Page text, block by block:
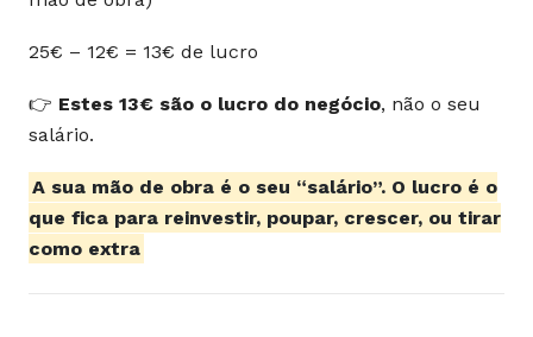
25€ – 12€ = 13€ de lucro
👉 Estes 13€ são o lucro do negócio, não o seu
salário.
A sua mão de obra é o seu “salário”. O lucro é o
que fica para reinvestir, poupar, crescer, ou tirar
como extra